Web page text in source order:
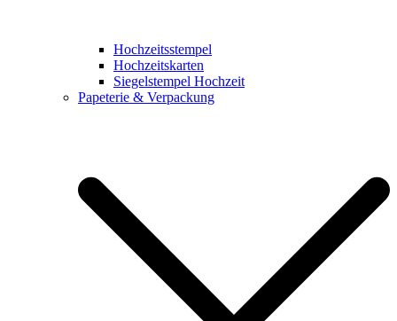
Hochzeitsstempel
Hochzeitskarten
Siegelstempel Hochzeit
Papeterie & Verpackung